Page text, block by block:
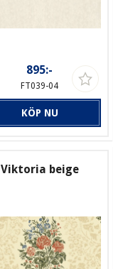
895:-
FT039-04
KÖP NU
Viktoria beige